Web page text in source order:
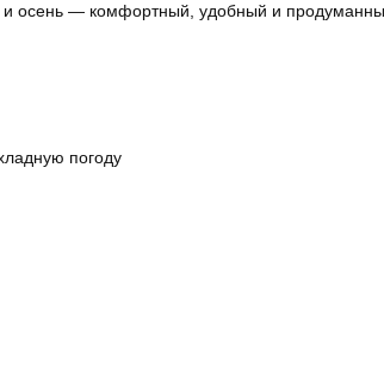
и осень — комфортный, удобный и
погоду